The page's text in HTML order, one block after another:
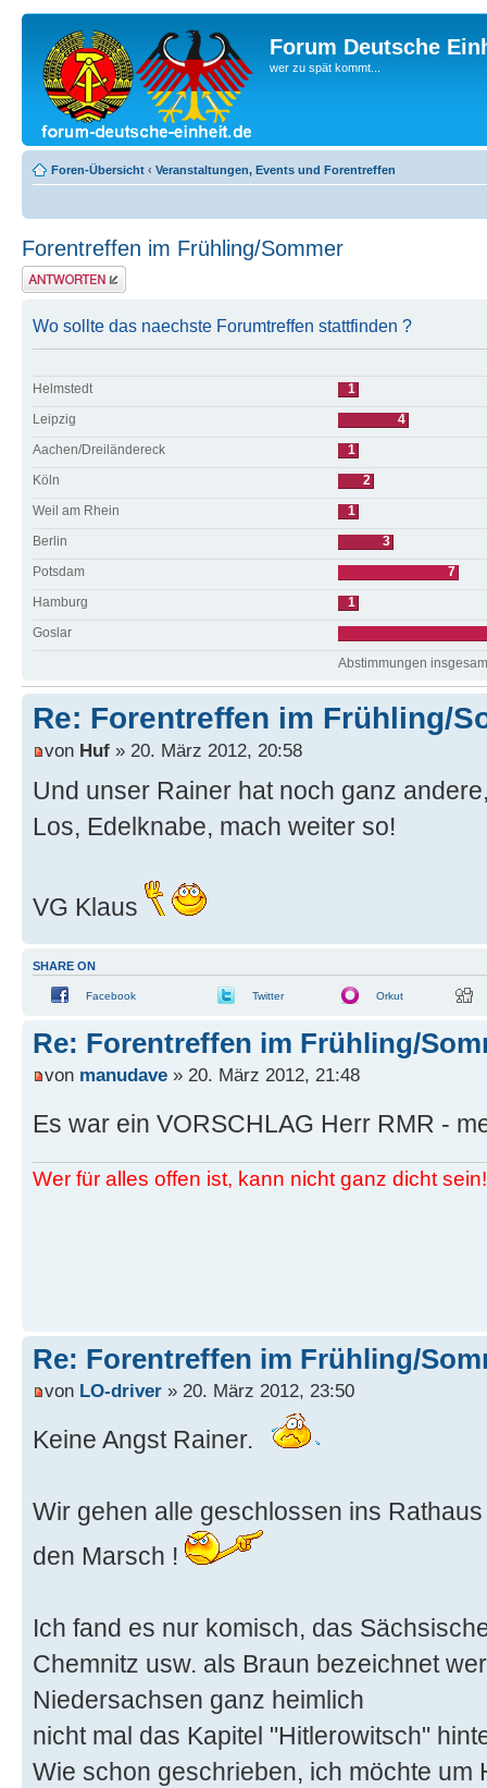
Forum Deutsche
wer zu spät kommt...
Foren-Übersicht ‹ Veranstaltungen, Events und Forentreffen
Forentreffen im Frühling/Sommer
Antwort erstellen
Wo sollte das naechste Forumtreffen stattfinden ?
Helmstedt
1
Leipzig
4
Aachen/Dreiländereck
1
Köln
2
Weil am Rhein
1
Berlin
3
Potsdam
7
Hamburg
1
Goslar
Abstimmungen
Re: Forentreffen im Frühling/
von Huf » 20. März 2012, 20:58
Und unser Rainer hat noch ganz
Los, Edelknabe, mach weiter so!
VG Klaus
SHARE ON
Facebook Twitter Orkut
Re: Forentreffen im Frühling/
von manudave » 20. März 2012, 21:48
Es war ein VORSCHLAG Herr RMR -
Wer für alles offen ist, kann nicht ganz dicht sein!
Re: Forentreffen im Frühling/
von LO-driver » 20. März 2012, 23:50
Keine Angst Rainer.
Wir gehen alle geschlossen ins
den Marsch !
Ich fand es nur komisch, das
Chemnitz usw. als Braun bezeichnet
Niedersachsen ganz heimlich
nicht mal das Kapitel "Hitlerowitsch"
Wie schon geschrieben, ich möchte um